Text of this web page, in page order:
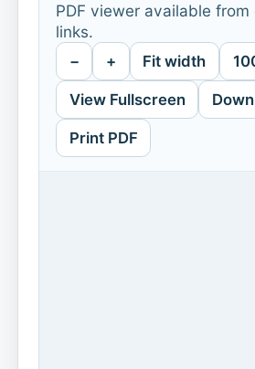
PDF viewer available
links.
− + Fit width
View Fullscreen
Print PDF